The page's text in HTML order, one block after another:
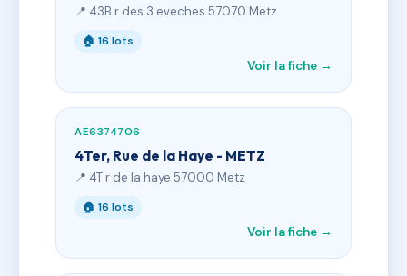
📍 43B r des 3 eveches 57070 Metz
🏠 16 lots
Voir la fiche →
AE6374706
4Ter, Rue de la Haye - METZ
📍 4T r de la haye 57000 Metz
🏠 16 lots
Voir la fiche →